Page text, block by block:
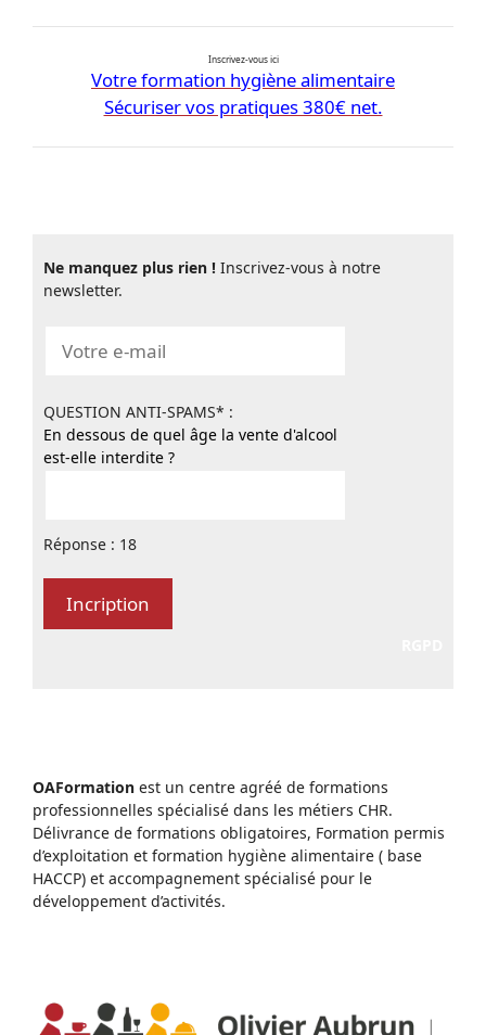
Inscrivez-vous ici
Votre formation hygiène alimentaire
Sécuriser vos pratiques 380€ net.
Ne manquez plus rien ! Inscrivez-vous à notre
newsletter.
QUESTION ANTI-SPAMS* :
En dessous de quel âge la vente d'alcool
est-elle interdite ?
Réponse : 18
OAFormation est un centre agréé de formations
professionnelles spécialisé dans les métiers CHR.
Délivrance de formations obligatoires, Formation permis
d’exploitation et formation hygiène alimentaire ( base
HACCP) et accompagnement spécialisé pour le
développement d’activités.